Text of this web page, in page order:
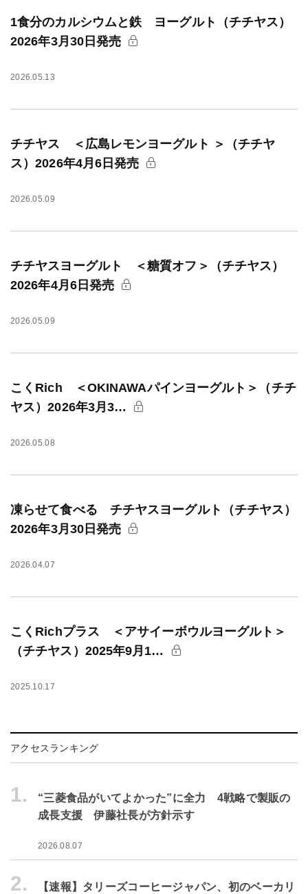
1食分のカルシウムと鉄 ヨーグルト（チチヤス）
2026年3月30日発売
2026.05.13
チチヤス ＜広島レモンヨーグルト ＞（チチヤ
ス）2026年4月6日発売
2026.05.09
チチヤスヨーグルト ＜糖質オフ＞（チチヤス）
2026年4月6日発売
2026.05.09
こくRich ＜OKINAWAパインヨーグルト＞（チチ
ヤス）2026年3月3…
2026.05.08
凍らせて食べる チチヤスヨーグルト（チチヤス）
2026年3月30日発売
2026.04.07
こくRichプラス ＜アサイーボウルヨーグルト＞
（チチヤス）2025年9月1…
2025.10.17
アクセスランキング
1.
“三菱食品がいてよかった”に全力 4戦略で製販の
成長支援 伊藤社長が方針示す
2026.08.07
2. 【速報】タリーズコーヒージャパン、初のベーカリ